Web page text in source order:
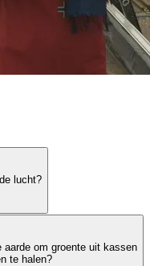
lucht?
om groente uit kassen
te halen?